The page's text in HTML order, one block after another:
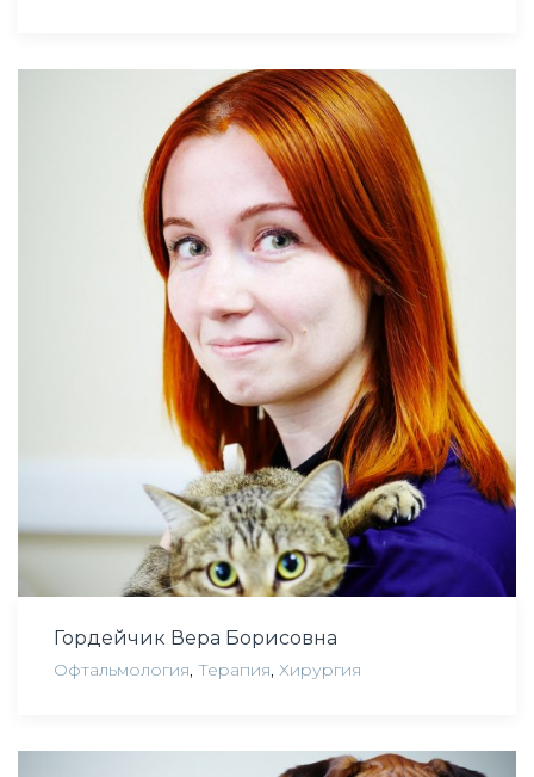
Гордейчик Вера Борисовна
Офтальмология Терапия Хирургия